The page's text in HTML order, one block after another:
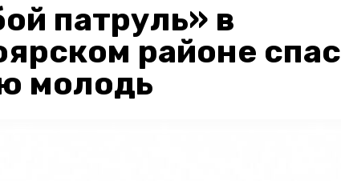
патруль» в
районе спас
молодь